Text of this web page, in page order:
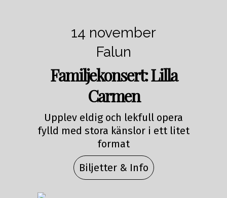
14 november
Falun
Familjekonsert: Lilla
Carmen
Upplev eldig och lekfull opera
fylld med stora känslor i ett litet
format
Biljetter & Info